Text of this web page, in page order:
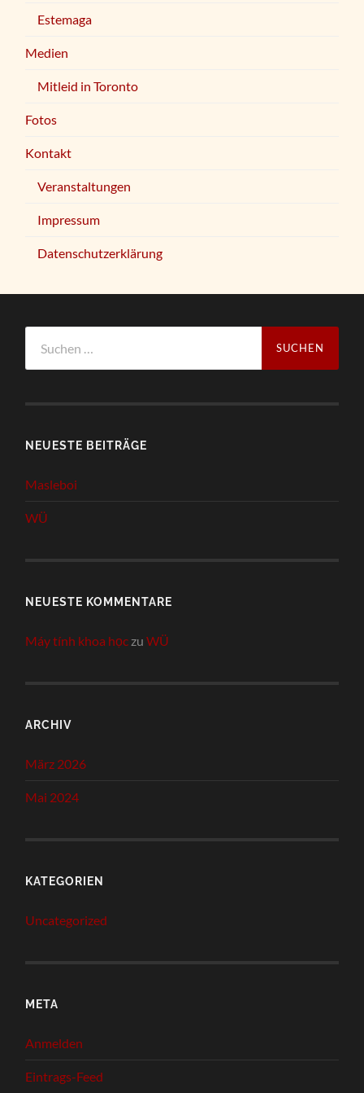
Estemaga
Medien
Mitleid in Toronto
Fotos
Kontakt
Veranstaltungen
Impressum
Datenschutzerklärung
nach:
NEUESTE BEITRÄGE
Masleboi
WÜ
NEUESTE KOMMENTARE
Máy tính khoa học zuWÜ
ARCHIV
März 2026
Mai 2024
KATEGORIEN
Uncategorized
META
Anmelden
Eintrags-Feed